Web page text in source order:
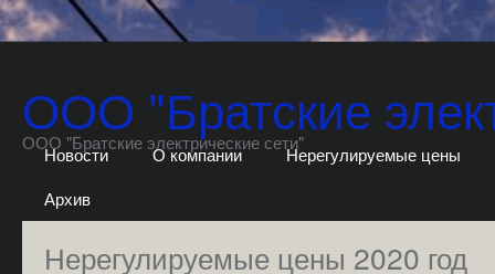
ООО "Братские
ООО "Братские электрические сети"
Новости О компании
Нерегулируемые цены
Архив
Нерегулируемые цены 2020 год